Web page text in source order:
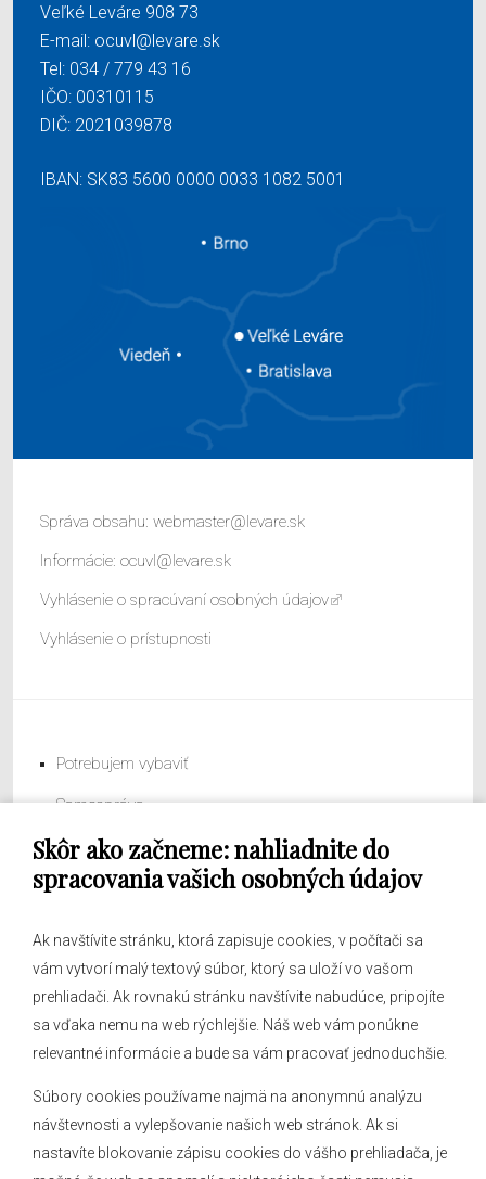
Skôr ako začneme: nahliadnite do
spracovania vašich osobných údajov
Ak navštívite stránku, ktorá zapisuje cookies, v počítači sa
vám vytvorí malý textový súbor, ktorý sa uloží vo vašom
prehliadači. Ak rovnakú stránku navštívite nabudúce, pripojíte
sa vďaka nemu na web rýchlejšie. Náš web vám ponúkne
relevantné informácie a bude sa vám pracovať jednoduchšie.
Súbory cookies používame najmä na anonymnú analýzu
návštevnosti a vylepšovanie našich web stránok. Ak si
nastavíte blokovanie zápisu cookies do vášho prehliadača, je
Veľké Leváre 908 73
E-mail: ocuvl@levare.sk
Tel: 034 / 779 43 16
IČO: 00310115
DIČ: 2021039878
IBAN: SK83 5600 0000 0033 1082 5001
Správa obsahu: webmaster@levare.sk
Informácie: ocuvl@levare.sk
Vyhlásenie o spracúvaní osobných údajov
Vyhlásenie o prístupnosti
Potrebujem vybaviť
Samospráva
Obecný úrad
O obci
Hlásenia obecného rozhlasu